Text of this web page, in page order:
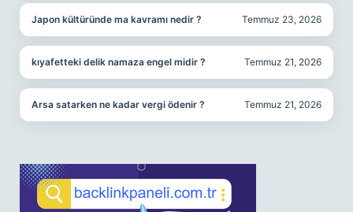
Japon kültüründe ma kavramı nedir ? Temmuz 23, 2026
kıyafetteki delik namaza engel midir ? Temmuz 21, 2026
Arsa satarken ne kadar vergi ödenir ? Temmuz 21, 2026